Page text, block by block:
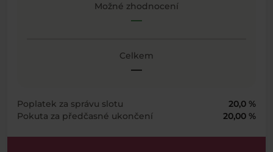
Možné zhodnocení
—
Celkem
—
Poplatek za správu slotu
20,0 %
Pokuta za předčasné ukončení
20,00 %